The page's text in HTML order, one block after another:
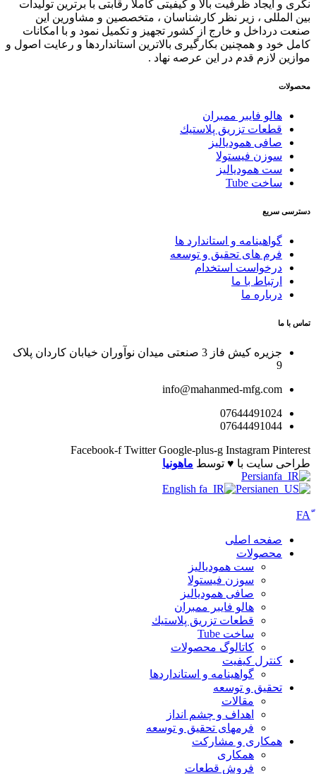
نگری و ایجاد ظرفیت بالا و کیفیتی کاملا رقابتی با برترین تولیدات
بین المللی ، زیر نظر کارشناسان ، متخصصین و مشاورین این
صنعت درداخل و خارج از کشور تجهیز و تکمیل نمود و با امکانات
کامل خود و همچنین بکارگیری بالاترین استانداردها و رعایت اصول و
موازین لازم قدم در این عرصه نهاد .
محصولات
هالو فایبر ممبران
قطعات تزريق پلاستيك
صافی همودیالیز
سوزن فیستولا
ست همودیالیز
ساخت Tube
دسترسی سریع
گواهینامه و استاندارد ها
فرم های تحقیق و توسعه
درخواست استخدام
ارتباط با ما
درباره ما
تماس با ما
جزیره کیش فاز 3 صنعتی میدان نوآوران خیابان کاردان پلاک
9
info@mahanmed-mfg.com
07644491024
07644491044
Facebook-f Twitter Google-plus-g Instagram Pinterest
طراحی سایت با ♥️ توسط ماهونیا
Persian
English
Persian
صفحه اصلی
محصولات
ست همودیالیز
سوزن فیستولا
صافی همودیالیز
هالو فایبر ممبران
قطعات تزريق پلاستيك
ساخت Tube
کاتالوگ محصولات
کنترل کیفیت
گواهينامه و استانداردها
تحقيق و توسعه
مقالات
اهداف و چشم انداز
فرمهای تحقیق و توسعه
همکاری و مشارکت
همکاری
فروش قطعات